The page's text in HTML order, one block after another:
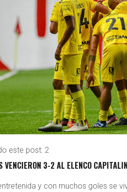
este post: 2
VENCIERON 3-2 AL ELENCO
y con muchos goles se